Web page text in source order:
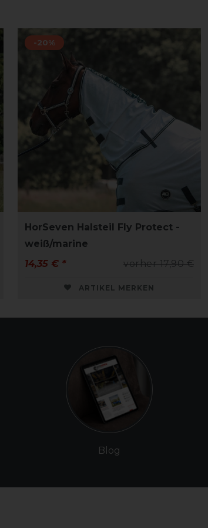
-20%
HorSeven Halsteil Fly Protect -
weiß/marine
vorher 17,90 €
14,35 € *
ARTIKEL MERKEN
Blog